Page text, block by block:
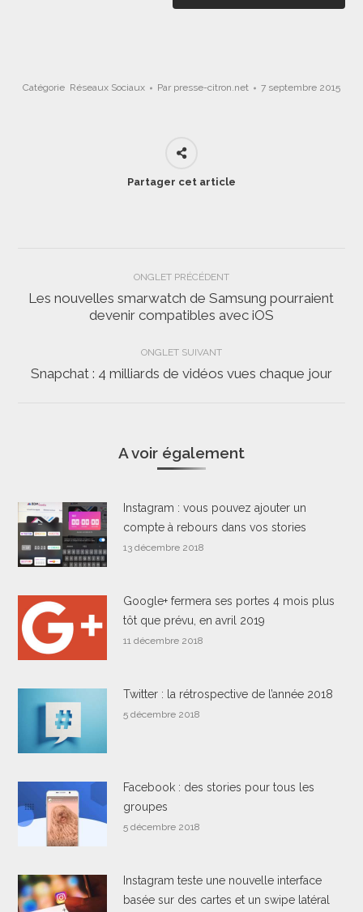
Catégorie Réseaux Sociaux Par presse-citron.net 7 septembre 2015
Partager cet article
Navigation
de
commentaire
ONGLET PRÉCÉDENT
Onglet
Les nouvelles smarwatch de Samsung pourraient
devenir compatibles avec iOS
ONGLET SUIVANT
Onglet
Snapchat : 4 milliards de vidéos vues chaque jour
A voir également
Instagram : vous pouvez ajouter un
compte à rebours dans vos stories
13 décembre 2018
Google+ fermera ses portes 4 mois plus
tôt que prévu, en avril 2019
11 décembre 2018
Twitter : la rétrospective de l’année 2018
5 décembre 2018
Facebook : des stories pour tous les
groupes
5 décembre 2018
Instagram teste une nouvelle interface
basée sur des cartes et un swipe latéral